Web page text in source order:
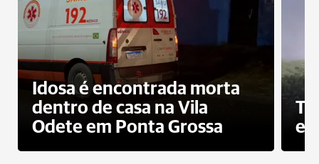
Idosa é encontrada morta
dentro de casa na Vila
Odete em Ponta Grossa
e